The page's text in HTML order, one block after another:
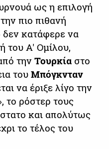
ως η επιλογή
πιο πιθανή
κατάφερε να
του Α' Ομίλου,
τηνΤουρκία στο
τουΜπόγκνταν
να έριξε λίγο την
το ρόστερ τους
και απολύτως
το τέλος του